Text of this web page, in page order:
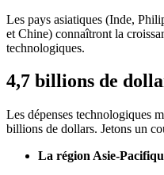
Les pays asiatiques (Inde,
et Chine) connaîtront la
technologiques.
4,7 billions de
Les dépenses technologiques
billions de dollars. Jetons un
La région Asie-